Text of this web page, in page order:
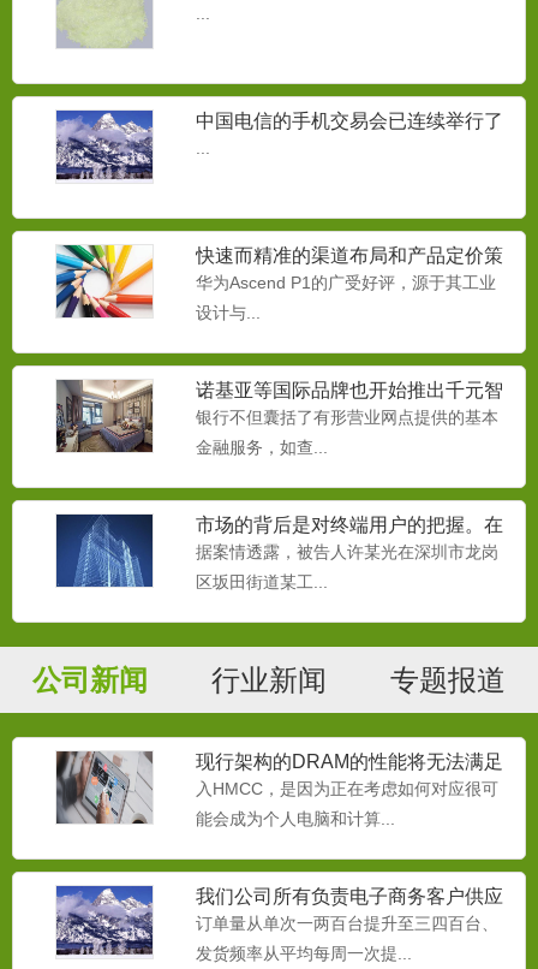
...
中国电信的手机交易会已连续举行了
...
快速而精准的渠道布局和产品定价策
略
华为Ascend P1的广受好评，源于其工业
设计与...
诺基亚等国际品牌也开始推出千元智
能机
银行不但囊括了有形营业网点提供的基本
金融服务，如查...
市场的背后是对终端用户的把握。在
移动互联网时代，
据案情透露，被告人许某光在深圳市龙岗
区坂田街道某工...
公司新闻 行业新闻 专题报道
现行架构的DRAM的性能将无法满足
处理器的需要
入HMCC，是因为正在考虑如何对应很可
能会成为个人电脑和计算...
我们公司所有负责电子商务客户供应
链的同事
订单量从单次一两百台提升至三四百台、
发货频率从平均每周一次提...